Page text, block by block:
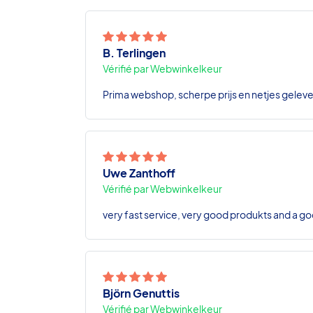
B. Terlingen
Vérifié par Webwinkelkeur
Prima webshop, scherpe prijs en netjes
Uwe Zanthoff
Vérifié par Webwinkelkeur
very fast service, very good produkts and a
Björn Genuttis
Vérifié par Webwinkelkeur